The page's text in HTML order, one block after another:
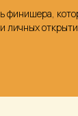
финишера,
личных